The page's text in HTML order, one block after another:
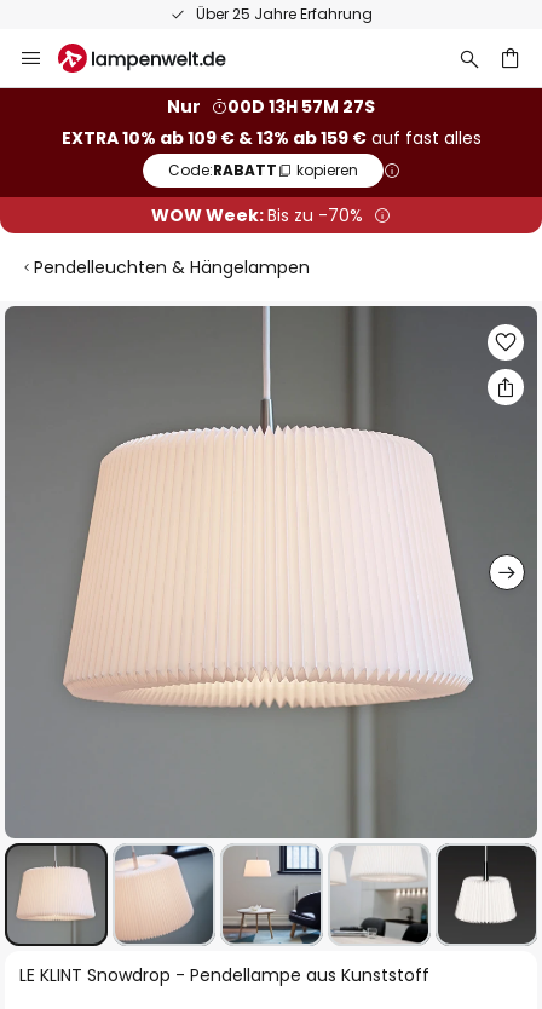
Über 25 Jahre Erfahrung
Inhalt
Nur
00D 13H 57M 26S
EXTRA 10% ab 109 € & 13% ab 159 €auf fast alles
Code:RABATT kopieren
WOW Week:Bis zu -70%
Pendelleuchten & Hängelampen
Zum
Zum
LE KLINT Snowdrop - Pendellampe aus Kunststoff